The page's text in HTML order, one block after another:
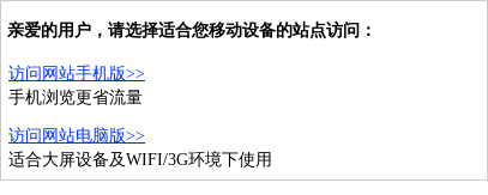
亲爱的用户，请选择适合您移动设备的站点访问：
访问网站手机版>>
手机浏览更省流量
访问网站电脑版>>
适合大屏设备及WIFI/3G环境下使用